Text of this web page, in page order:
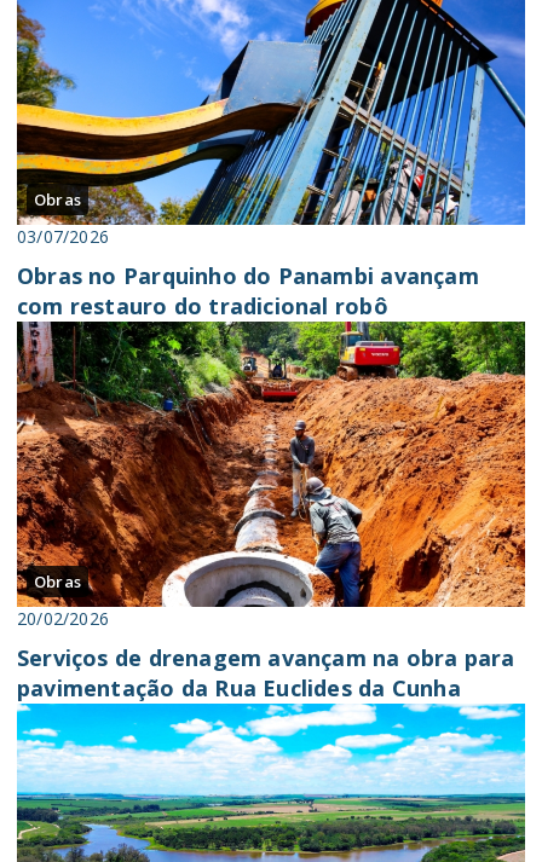
Obras
03/07/2026
Obras no Parquinho do Panambi avançam
com restauro do tradicional robô
Obras
20/02/2026
Serviços de drenagem avançam na obra para
pavimentação da Rua Euclides da Cunha